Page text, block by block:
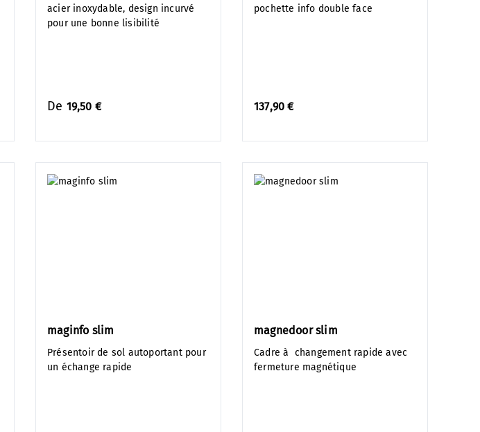
acier inoxydable, design incurvé
pour une bonne lisibilité
De 19,50 €
pochette info double face
137,90 €
maginfo slim
Présentoir de sol autoportant pour
un échange rapide
magnedoor slim
Cadre à changement rapide avec
fermeture magnétique